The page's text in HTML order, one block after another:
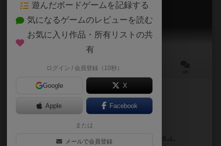
ムーネクエスト
MourneQuest
80～120分
作品説明文の編集者を募集中
レオナルド・ボイド（Leonard Boyd）
デビッド・バラショウ（
ジョン・ファレル（John Farrelly）
バックスピンデル・ゲームズ（Backspindle Games .）
遊んだボードゲームを記録する
気になるゲームのレビューを読む
お気に入り作品・所有リストの共
有
ログイン / 会員登録（10秒）
Google X
Apple Facebook
または
メールで会員登録